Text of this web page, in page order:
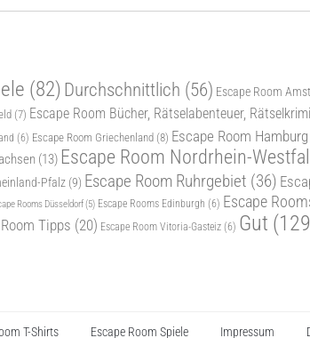
(82) Durchschnittlich (56) Escape Room
(7) Escape Room Bücher, Rätselabenteuer,
(6) Escape Room Griechenland (8) Escape Room Hamburg
(13) Escape Room Nordrhein-
Pfalz (9) Escape Room Ruhrgebiet (36)
Rooms Düsseldorf(5) Escape Rooms Edinburgh (6) Escape
Tipps (20) Escape Room Vitoria-Gasteiz (6) Gut
T-Shirts Escape Room Spiele Impressum